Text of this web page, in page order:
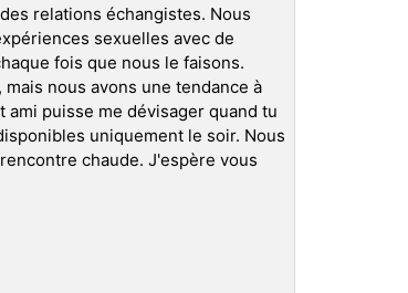
relations échangistes. Nous
sexuelles avec de
fois que nous le faisons.
nous avons une tendance à
puisse me dévisager quand tu
uniquement le soir. Nous
chaude. J'espère vous